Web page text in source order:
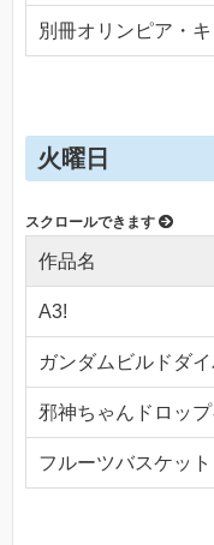
別冊オリンピア・
火曜日
作品名
A3!
ガンダムビルドダ
邪神ちゃんドロップ
フルーツバスケッ